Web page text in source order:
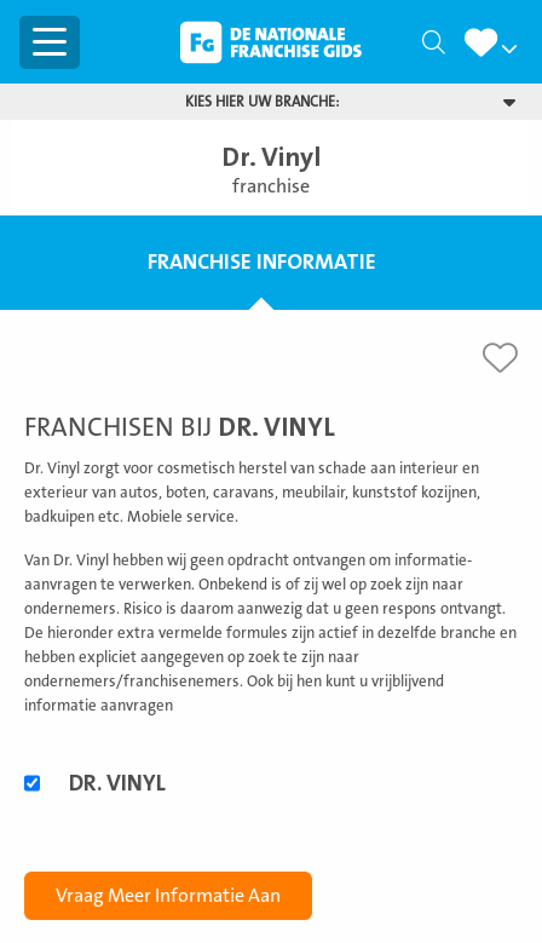
Menu Zoeken
KIES HIER UW BRANCHE:
Dr. Vinyl
franchise
FRANCHISE INFORMATIE
FRANCHISEN BIJ DR. VINYL
Dr. Vinyl zorgt voor cosmetisch herstel van schade aan interieur en
exterieur van autos, boten, caravans, meubilair, kunststof kozijnen,
badkuipen etc. Mobiele service.
Van Dr. Vinyl hebben wij geen opdracht ontvangen om informatie-
aanvragen te verwerken. Onbekend is of zij wel op zoek zijn naar
ondernemers. Risico is daarom aanwezig dat u geen respons ontvangt.
De hieronder extra vermelde formules zijn actief in dezelfde branche en
hebben expliciet aangegeven op zoek te zijn naar
ondernemers/franchisenemers. Ook bij hen kunt u vrijblijvend
informatie aanvragen
formulesDR. VINYL